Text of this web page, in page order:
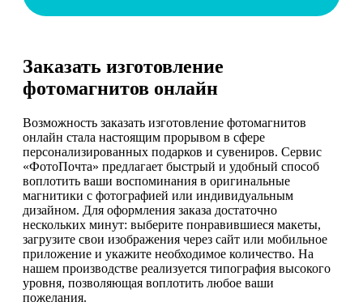
Заказать изготовление
фотомагнитов онлайн
Возможность заказать изготовление фотомагнитов
онлайн стала настоящим прорывом в сфере
персонализированных подарков и сувениров. Сервис
«ФотоПочта» предлагает быстрый и удобный способ
воплотить ваши воспоминания в оригинальные
магнитики с фотографией или индивидуальным
дизайном. Для оформления заказа достаточно
нескольких минут: выберите понравившиеся макеты,
загрузите свои изображения через сайт или мобильное
приложение и укажите необходимое количество. На
нашем производстве реализуется типография высокого
уровня, позволяющая воплотить любое ваши
пожелания.